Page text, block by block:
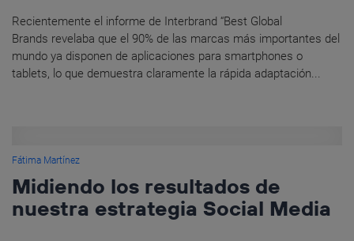
Recientemente el informe de Interbrand “Best Global
Brands revelaba que el 90% de las marcas más importantes del
mundo ya disponen de aplicaciones para smartphones o
tablets, lo que demuestra claramente la rápida adaptación...
Fátima Martínez
Midiendo los resultados de
nuestra estrategia Social Media